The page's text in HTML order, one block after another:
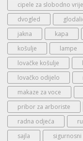
cipele za slobodno
dvogled
jakna
kapa
košulje
lampe
lovačke košulje
lovačko odijelo
makaze za voce
pribor za arboriste
radna odjeća
sajla
sigurnosni